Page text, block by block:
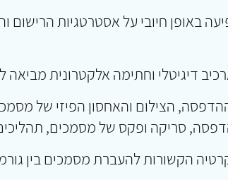
באופן חיובי על אסטרטגיות
דיגיטלי וחתימה אלקטרונית מביאה
הצילום והאחסון הפיזי של
סריקה ופקס של מסמכים, תהליכים
הקשורות להעברת מסמכים בין